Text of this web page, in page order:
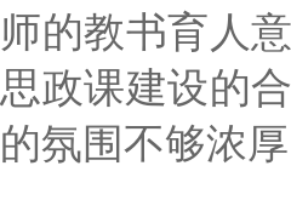
师的教书育人
思政课建设的
的氛围不够浓厚